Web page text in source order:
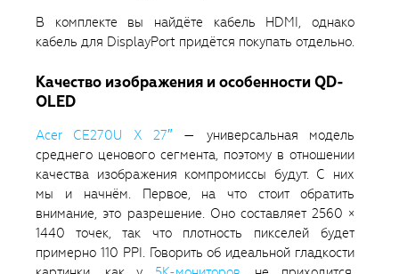
В комплекте вы найдёте кабель HDMI, однако
кабель для DisplayPort придётся покупать отдельно.
Качество изображения и особенности QD-
OLED
Acer CE270U X 27″ — универсальная модель
среднего ценового сегмента, поэтому в отношении
качества изображения компромиссы будут. С них
мы и начнём. Первое, на что стоит обратить
внимание, это разрешение. Оно составляет 2560 ×
1440 точек, так что плотность пикселей будет
примерно 110 PPI. Говорить об идеальной гладкости